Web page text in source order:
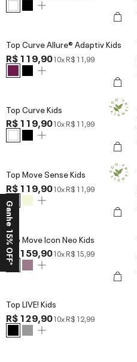
Top Curve Allure® Adaptiv Kids
R$ 119,9010xR$ 11,99
Top Curve Kids
R$ 119,9010xR$ 11,99
Top Move Sense Kids
R$ 119,9010xR$ 11,99
Top Move Icon Neo Kids
R$ 159,9010xR$ 15,99
Top LIVE! Kids
R$ 129,9010xR$ 12,99
Ganhe 15% OFF*